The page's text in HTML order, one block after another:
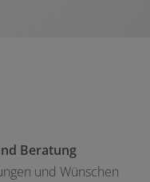
Beratung
und Wünschen